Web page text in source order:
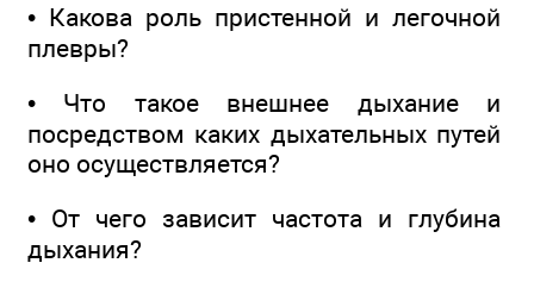
• Какова роль пристенной и легочной
плевры?
• Что такое внешнее дыхание и
посредством каких дыхательных путей
оно осуществляется?
• От чего зависит частота и глубина
дыхания?